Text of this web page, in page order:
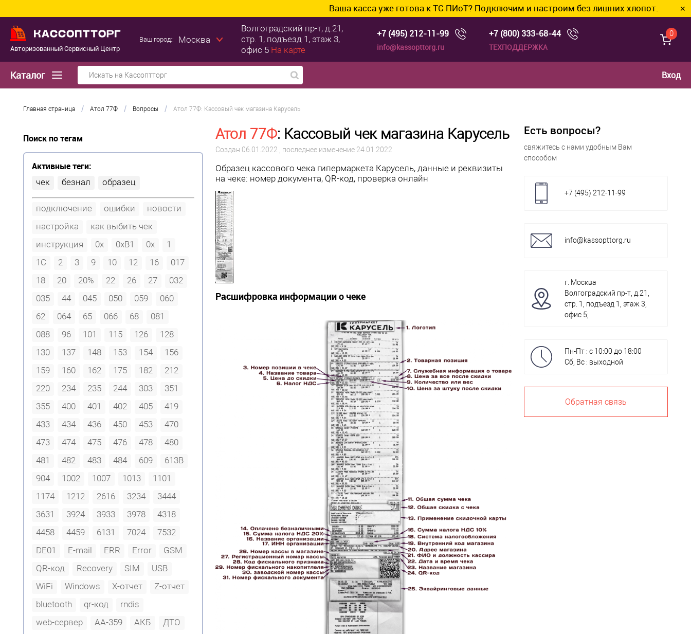
Ваша касса уже готова к ТС ПИоТ? Подключим и настроим без лишних хлопот. ✕
Авторизованный Сервисный Центр
Ваш город:: Москва
Волгоградский пр-т, д.21,
стр. 1, подъезд 1, этаж 3,
офис 5 На карте
+7 (495) 212-11-99
info@kassopttorg.ru
+7 (800) 333-68-44
ТЕХПОДДЕРЖКА
0
Каталог Вход
Главная страница / Атол 77Ф / Вопросы / Атол 77Ф: Кассовый чек магазина Карусель
Поиск по тегам
Активные теги:
чек безнал образец
подключение ошибки
новости
настройка
как выбить чек
инструкция
0x 0xB1 0х
1
1С
2 3 9 10 12 16
017
18
20 20% 22 26 27
032
035
44 045 050 059
060
62
064 65 066 68
081
088
96 101 115 126
128
130
137 148 153 154
156
159
160 162 175 182
212
220
234 235 244 303
351
355
400 401 402 405
419
433
434 436 450 453
470
473
474 475 476 478
480
481
482 483 484 609
613В
904
1002 1007 1013
1101
1174
1212 2616 3234
3444
3631
3924 3933 3978
4318
4458
4459 6131 7024
7532
DE01
E-mail ERR Error
GSM
QR-код
Recovery SIM
USB
WiFi
Windows X-отчет
Z-отчет
bluetooth
qr-код
rndis
web-сервер
АА-359 АКБ
ДТО
Атол 77Ф: Кассовый чек магазина Карусель
Создан 06.01.2022 , последнее изменение 24.01.2022
Образец кассового чека гипермаркета Карусель, данные и реквизиты
на чеке: номер документа, QR-код, проверка онлайн
Расшифровка информации о чеке
Есть вопросы?
свяжитесь с нами удобным Вам
способом
+7 (495) 212-11-99
info@kassopttorg.ru
г. Москва
Волгоградский пр-т, д.21,
стр. 1, подъезд 1, этаж 3,
офис 5;
Пн-Пт : с 10:00 до 18:00
Сб, Вс : выходной
Обратная связь